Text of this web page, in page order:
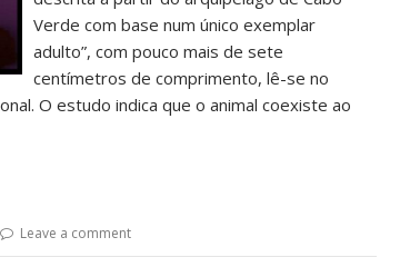
Verde com base num único exemplar
adulto”, com pouco mais de sete
centímetros de comprimento, lê-se no
O estudo indica que o animal coexiste ao
Leave a comment